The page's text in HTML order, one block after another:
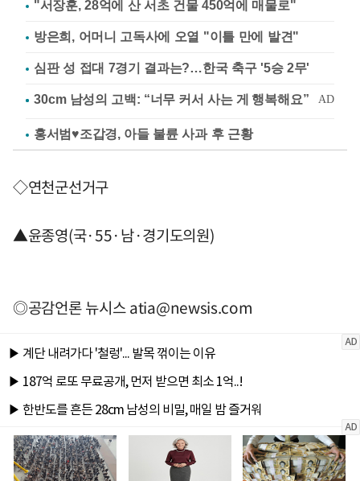
"서장훈, 28억에 산 서초 건물 450억에 매물로"
방은희, 어머니 고독사에 오열 "이틀 만에 발견"
심판 성 접대 7경기 결과는?…한국 축구 '5승 2무'
홍서범♥조갑경, 아들 불륜 사과 후 근황
◇연천군선거구
▲윤종영(국·55·남·경기도의원)
◎공감언론 뉴시스atia@newsis.com